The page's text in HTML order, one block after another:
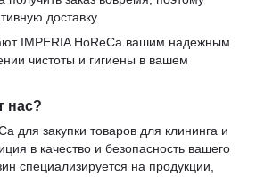
доставку.
IMPERIA HoReCa вашим надежным
чистоты и гигиены в вашем
нас?
для закупки товаров для клининга и
в качество и безопасность вашего
специализируется на продукции,